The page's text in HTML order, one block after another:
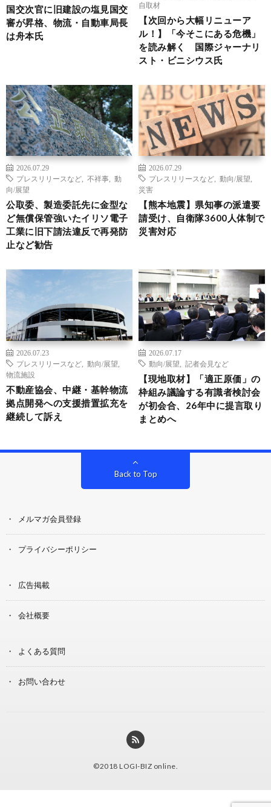
国交次官に旧建設の塩見国交
審が昇格、物流・自動車局長
は舟本氏
自取材
【次回から大幅リニューア
ル！】「今そこにある危機」
を読み解く 国際ジャーナリ
スト・ビニシウス氏
2026.07.29
プレスリリースなど
不祥事
動
向/展望
公取委、製造委託先に金型な
ど無償保管強いたイリソ電子
工業に旧下請法違反で再発防
止など勧告
2026.07.29
プレスリリースなど
動向/展望
災害
【熊本地震】県知事の派遣要
請受け、自衛隊3600人体制で
災害対応
2026.07.23
プレスリリースなど
動向/展望
物流施設
不動産協会、中継・基幹物流
拠点開発への支援措置拡充を
継続して訴え
2026.07.17
動向/展望
記者会見など
【現地取材】「適正原価」の
枠組み議論する有識者検討会
が初会合、26年中に提言取り
まとめへ
Back to Top
メルマガ会員登録
プライバシーポリシー
広告掲載
会社概要
よくある質問
お問い合わせ
©2018 LOGI-BIZ online